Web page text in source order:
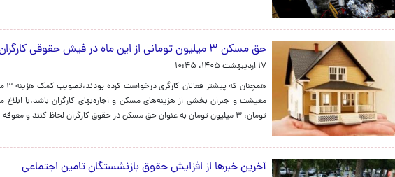
حق مسکن ۳ میلیون تومانی از این ماه در فیش حقوقی کارگران
۱۷ اردیبهشت ۱۴۰۵، ۱۰:۴۵
تومان، ۳ میلیون تومان به عنوان حق مسکن در حقوق کارگران لحاظ کنند و معوقه فروردین ماه را به آنها بپردازند.
آخرین خبرها از افزایش حقوق بازنشستگان تامین اجتماعی